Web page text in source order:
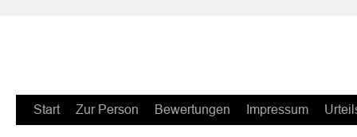
Zum
Start Zur Person Bewertungen Impressum